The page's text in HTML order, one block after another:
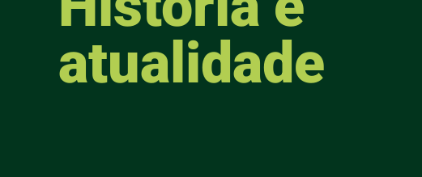
atualidade